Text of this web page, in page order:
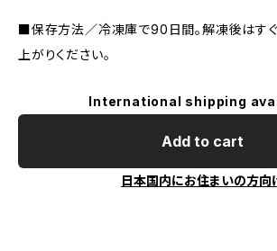
■保存方法／冷凍庫で90日間。解凍後はす
上がりください。
International shipping
Add to cart
日本国内にお住まいの方向